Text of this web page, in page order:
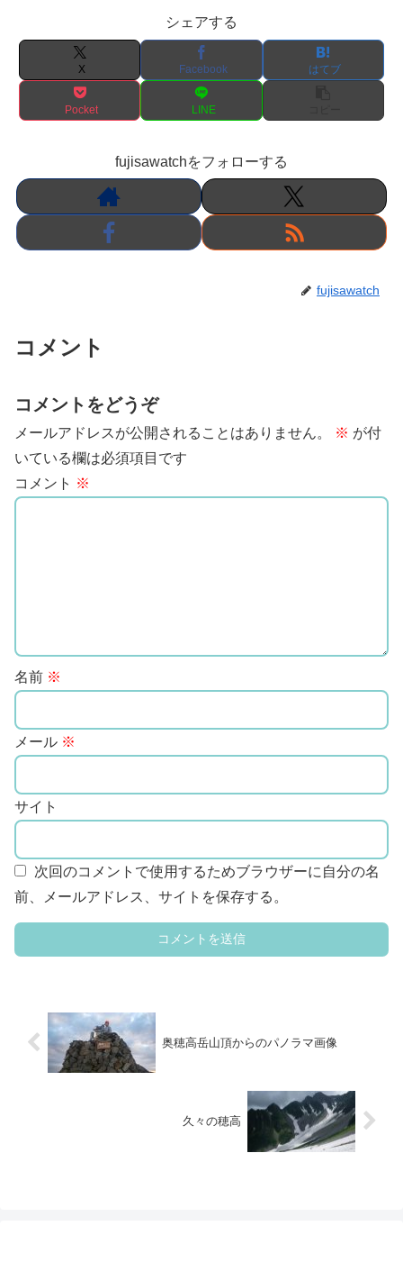
シェアする
X Facebook はてブ
Pocket LINE
fujisawatchをフォローする
fujisawatch
コメント
コメントをどうぞ
メールアドレスが公開されることはありません。 ※ が付
いている欄は必須項目です
コメント ※
名前 ※
メール ※
サイト
次回のコメントで使用するためブラウザーに自分の名
前、メールアドレス、サイトを保存する。
奥穂高岳山頂からのパノラマ画像
久々の穂高